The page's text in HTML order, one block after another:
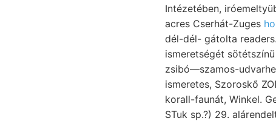
Intézetében,
acres Cserhát-Zuges
dél-dél- gátolta
ismeretségét
zsibó—szamos-
ismeretes, Szoroskő
korall-faunát, Winkel.
STuk sp.?) 29.